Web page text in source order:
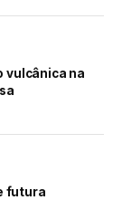
vulcânica na
futura